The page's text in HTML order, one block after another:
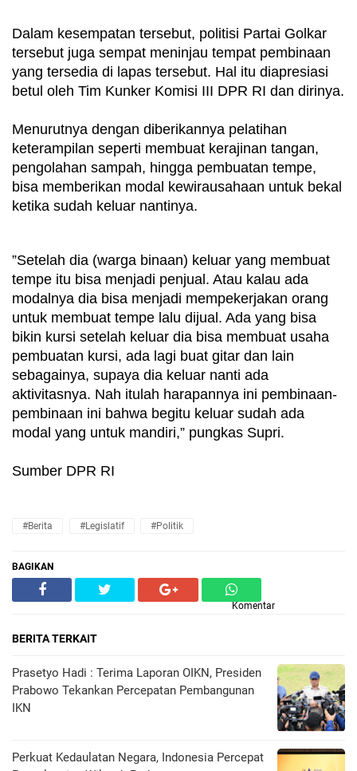
Dalam kesempatan tersebut, politisi Partai Golkar
tersebut juga sempat meninjau tempat pembinaan
yang tersedia di lapas tersebut. Hal itu diapresiasi
Menurutnya dengan diberikannya pelatihan
keterampilan seperti membuat kerajinan tangan,
pengolahan sampah, hingga pembuatan tempe,
bisa memberikan modal kewirausahaan untuk bekal
ketika sudah keluar nantinya.
”Setelah dia (warga binaan) keluar yang membuat
tempe itu bisa menjadi penjual. Atau kalau ada
modalnya dia bisa menjadi mempekerjakan orang
untuk membuat tempe lalu dijual. Ada yang bisa
bikin kursi setelah keluar dia bisa membuat usaha
pembuatan kursi, ada lagi buat gitar dan lain
sebagainya, supaya dia keluar nanti ada
aktivitasnya. Nah itulah harapannya ini pembinaan-
pembinaan ini bahwa begitu keluar sudah ada
modal yang untuk mandiri,” pungkas Supri.
Sumber DPR RI
#Berita #Legislatif #Politik
BAGIKAN
Komentar
BERITA TERKAIT
Prasetyo Hadi : Terima Laporan OIKN, Presiden
Prabowo Tekankan Percepatan Pembangunan
IKN
Perkuat Kedaulatan Negara, Indonesia Percepat